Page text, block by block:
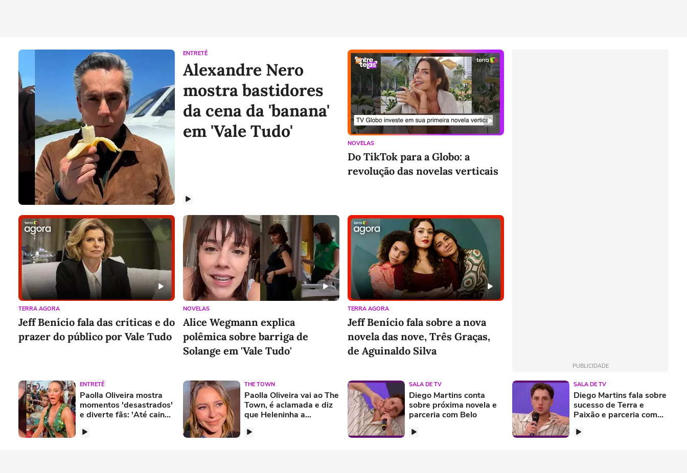
ENTRETÊ
Alexandre Nero
mostra bastidores
da cena da 'banana'
em 'Vale Tudo'
NOVELAS
Do TikTok para a Globo: a
revolução das novelas verticais
PUBLICIDADE
TERRA AGORA
Jeff Benício fala das críticas e do
prazer do público por Vale Tudo
NOVELAS
Alice Wegmann explica
polêmica sobre barriga de
Solange em 'Vale Tudo'
TERRA AGORA
Jeff Benício fala sobre a nova
novela das nove, Três Graças,
de Aguinaldo Silva
ENTRETÊ
Paolla Oliveira mostra
momentos 'desastrados'
e diverte fãs: 'Até caindo
THE TOWN
Paolla Oliveira vai ao The
Town, é aclamada e diz
que Heleninha a
cumprida'
SALA DE TV
Diego Martins conta
sobre próxima novela e
parceria com Belo
SALA DE TV
Diego Martins fala sobre
sucesso de Terra e
Paixão e parceria com